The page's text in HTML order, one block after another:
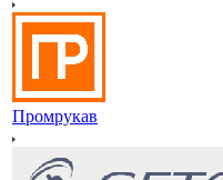
Промрукав